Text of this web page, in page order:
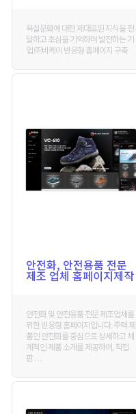
욕실문화에 대한 제대로된 지식을 전
달하고 초심을 기억하며 발전하는 기
업 ㈜비케이 반응형 홈페이지 구축
안전화, 안전용품 전문
제조 업체 홈페이지제작
안전화 및 안전용품 전문 제조업체를
위한 반응형 홈페이지입니다. 주력 제
품인 안전화를 중심으로 상세하고 체
계적인 제품 소개를 제공하여, 직접
판 . . .